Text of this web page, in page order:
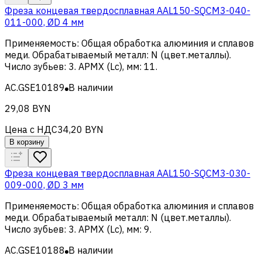
Фреза концевая твердосплавная AAL150-SQCM3-040-
011-000, ØD 4 мм
Применяемость: Общая обработка алюминия и сплавов
меди. Обрабатываемый металл: N (цвет.металлы).
Число зубьев: 3. APMX (Lc), мм: 11.
AC.GSE10189 В наличии
29,08 BYN
Цена с НДС34,20 BYN
В корзину
Фреза концевая твердосплавная AAL150-SQCM3-030-
009-000, ØD 3 мм
Применяемость: Общая обработка алюминия и сплавов
меди. Обрабатываемый металл: N (цвет.металлы).
Число зубьев: 3. APMX (Lc), мм: 9.
AC.GSE10188 В наличии